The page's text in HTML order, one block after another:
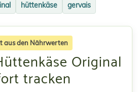
hüttenkäse gervais
aus den Nährwerten
Original
tracken